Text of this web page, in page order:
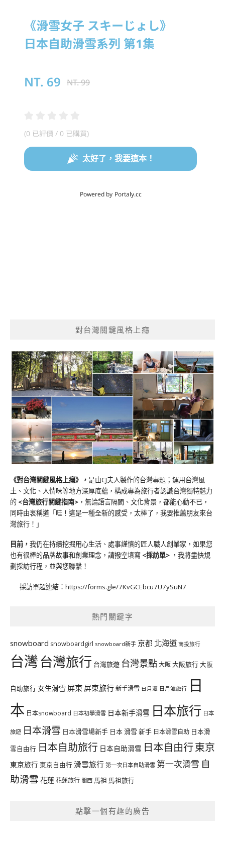
對台灣關鍵風格上癮
《對台灣關鍵風格上癮》 ， 是由CJ夫人製作的台灣專題；運用台灣風
土、文化、人情味等地方深厚底蘊，構成專為旅行者認識台灣獨特魅力
的 <台灣旅行關鍵指南> ，無論語言隔閡、文化背景，都能心動不已，
同時由衷稱道「哇！這是一種全新的感受，太棒了，我要推薦朋友來台
灣旅行！」
目前， 我仍在持續挖掘用心生活、處事謹慎的匠人職人創業家，如果您
也有很棒的品牌故事和創業理念，請撥空填寫 <採訪單> ，我將盡快規
劃採訪行程，並與您聯繫！
採訪單超連結： https://forms.gle/7KvGCEbcu7U7ySuN7
熱門關鍵字
snowboard snowboardgirl snowboard新手 京都 北海道 南投旅行
台灣台灣旅行 台灣旅遊 台灣景點大阪大阪旅行大阪
自助旅行 女生滑雪 屏東 屏東旅行新手滑雪 日月潭 日月潭旅行 日
本 日本snowboard 日本初學滑雪 日本新手滑雪 日本旅行 日本
旅遊 日本滑雪 日本滑雪場新手 日本 滑雪 新手 日本滑雪自助 日本滑
雪自由行 日本自助旅行 日本自助滑雪 日本自由行東京
東京旅行 東京自由行 滑雪旅行 第一次日本自助滑雪 第一次滑雪 自
助滑雪 花蓮花蓮旅行 關西 馬祖 馬祖旅行
點擊一個有趣的廣告